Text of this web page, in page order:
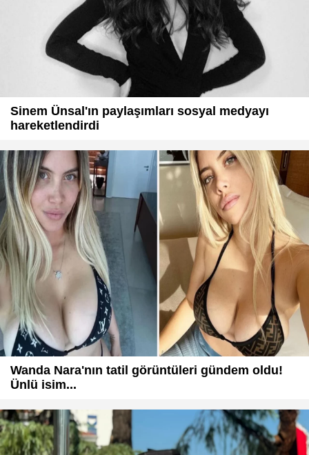
Sinem Ünsal'ın paylaşımları sosyal medyayı
hareketlendirdi
Wanda Nara'nın tatil görüntüleri gündem oldu!
Ünlü isim...